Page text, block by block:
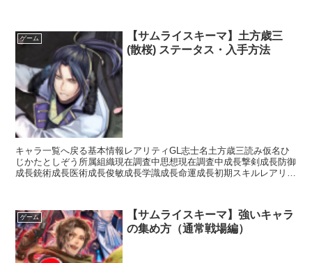
ゲーム
【サムライスキーマ】土方歳三
(散桜) ステータス・入手方法
キャラ一覧へ戻る基本情報レアリティGL志士名土方歳三読み仮名ひ
じかたとしぞう所属組織現在調査中思想現在調査中成長撃剣成長防御
成長銃術成長医術成長俊敏成長学識成長命運成長初期スキルレアリテ
ゲーム
【サムライスキーマ】強いキャラ
の集め方（通常戦場編）